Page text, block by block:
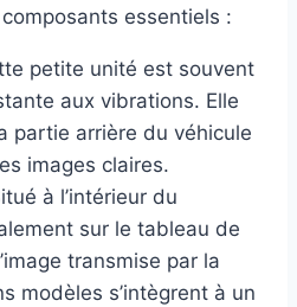
essentiels :
petite unité est souvent
aux vibrations. Elle
partie arrière du véhicule
images claires.
à l’intérieur du
sur le tableau de
transmise par la
modèles s’intègrent à un